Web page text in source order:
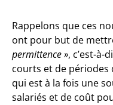
Rappelons que ces
ont pour but de
permittence », c’est-à-
courts et de périodes
qui est à la fois une
salariés et de coût